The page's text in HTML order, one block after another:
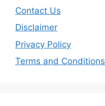
Contact Us
Disclaimer
Privacy Policy
Terms and Conditions